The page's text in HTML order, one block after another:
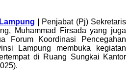
Penjabat (Pj) Sekretaris
Muhammad Firsada yang juga
Forum Koordinasi Pencegahan
Lampung membuka kegiatan
di Ruang Sungkai Kantor